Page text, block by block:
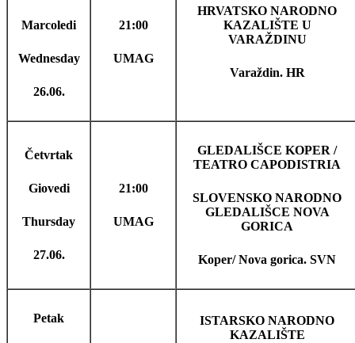
Marcoledi
Wednesday
26.06.
21:00
UMAG
HRVATSKO NARODNO
KAZALIŠTE U
VARAŽDINU
Varaždin. HR
Četvrtak
Giovedi
Thursday
27.06.
21:00
UMAG
GLEDALIŠCE KOPER /
TEATRO CAPODISTRIA
SLOVENSKO NARODNO
GLEDALIŠCE NOVA
GORICA
Koper/ Nova gorica. SVN
Petak
ISTARSKO NARODNO
KAZALIŠTE